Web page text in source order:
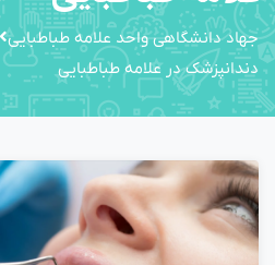
جهاد دانشگاهی واحد علامه طباطبایی
دندانپزشک در علامه طباطبایی